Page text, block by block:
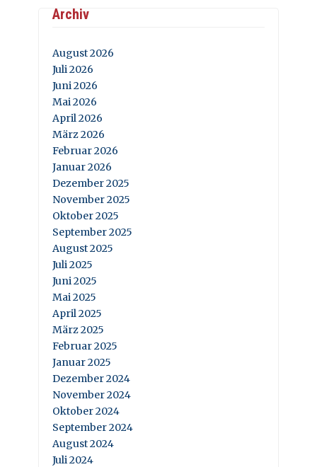
Archiv
August 2026
Juli 2026
Juni 2026
Mai 2026
April 2026
März 2026
Februar 2026
Januar 2026
Dezember 2025
November 2025
Oktober 2025
September 2025
August 2025
Juli 2025
Juni 2025
Mai 2025
April 2025
März 2025
Februar 2025
Januar 2025
Dezember 2024
November 2024
Oktober 2024
September 2024
August 2024
Juli 2024